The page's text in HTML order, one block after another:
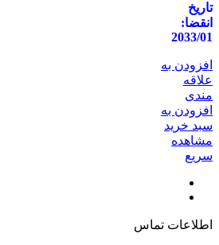
تاریخ
انقضا:
2033/01
افزودن به
علاقه
مندی
افزودن به
سبد خرید
مشاهده
سریع
اطلاعات تماس